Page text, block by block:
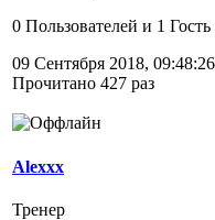
0 Пользователей и 1
09 Сентября 2018, 09:48:26
Прочитано 427 раз
Alexxx
Тренер